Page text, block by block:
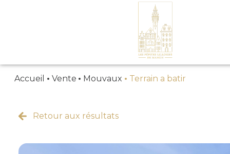
APPARTEMENTS
TERRAINS
Accueil Vente Mouvaux Terrain a batir
Retour aux résultats